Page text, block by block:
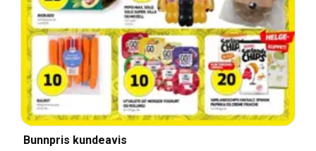
Bunnpris kundeavis